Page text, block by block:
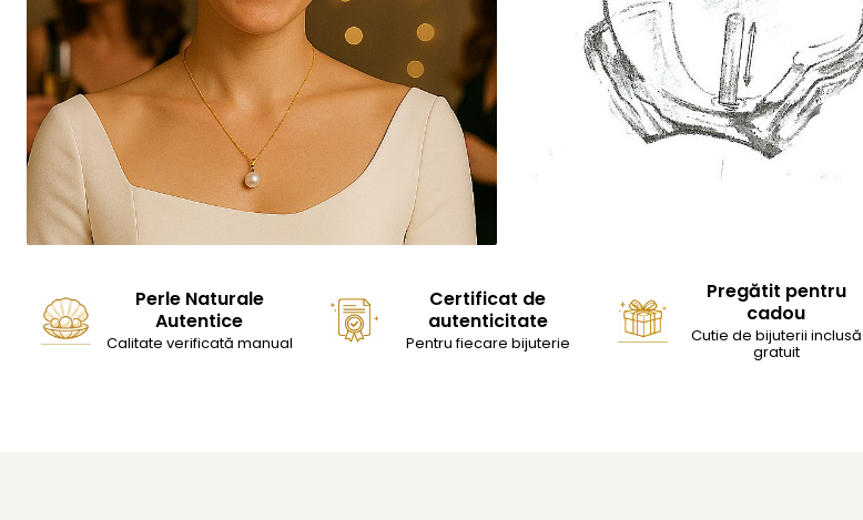
Perle Naturale
Autentice
Calitate verificată manual
Certificat de
autenticitate
Pentru fiecare bijuterie
Pregătit pentru
cadou
Cutie de bijuterii inclusă
gratuit